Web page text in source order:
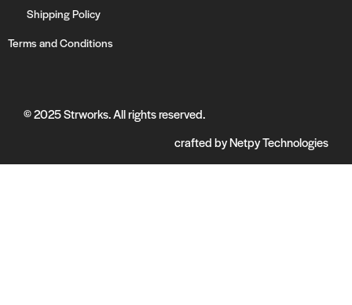
Shipping Policy
Terms and Conditions
© 2025 Strworks. All rights reserved.
crafted byNetpy Technologies